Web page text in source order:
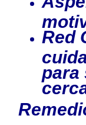
Red
para